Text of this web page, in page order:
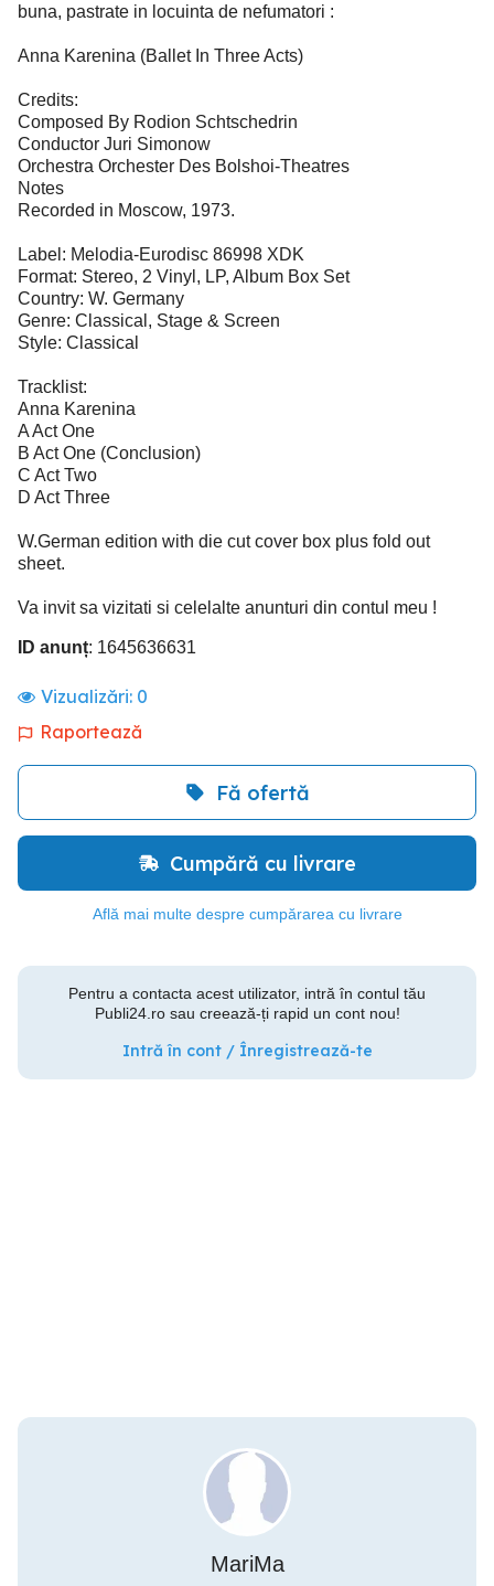
buna, pastrate in locuinta de nefumatori :
Anna Karenina (Ballet In Three Acts)
Credits:
Composed By Rodion Schtschedrin
Conductor Juri Simonow
Orchestra Orchester Des Bolshoi-Theatres
Notes
Recorded in Moscow, 1973.
Label: Melodia-Eurodisc 86998 XDK
Format: Stereo, 2 Vinyl, LP, Album Box Set
Country: W. Germany
Genre: Classical, Stage & Screen
Style: Classical
Tracklist:
Anna Karenina
A Act One
B Act One (Conclusion)
C Act Two
D Act Three
W.German edition with die cut cover box plus fold out
sheet.
Va invit sa vizitati si celelalte anunturi din contul meu !
ID anunț: 1645636631
Vizualizări: 0
Raportează
Fă ofertă
Cumpără cu livrare
Află mai multe despre cumpărarea cu livrare
Pentru a contacta acest utilizator, intră în contul tău
Publi24.ro sau creează-ți rapid un cont nou!
Intră în cont / Înregistrează-te
MariMa